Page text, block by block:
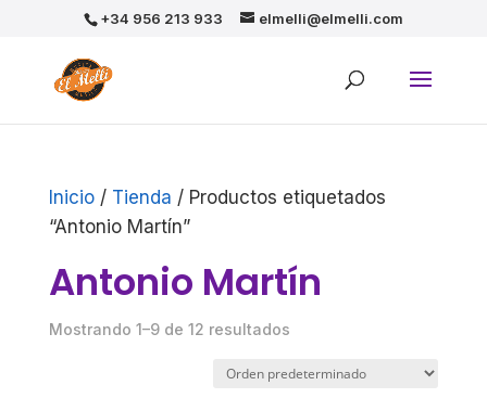
+34 956 213 933 elmelli@elmelli.com
Inicio/ Tienda / Productos etiquetados
“Antonio Martín”
Antonio Martín
Mostrando 1–9 de 12 resultados